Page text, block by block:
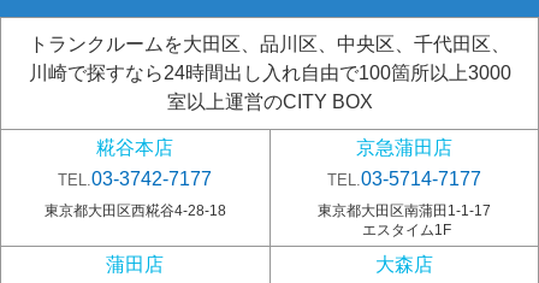
トランクルームを大田区、品川区、中央区、千代田区、
川崎で探すなら24時間出し入れ自由で100箇所以上3000
室以上運営のCITY BOX
糀谷本店
TEL.03-3742-7177
東京都大田区西糀谷4-28-18
京急蒲田店
TEL. 03-5714-7177
東京都大田区南蒲田1-1-17
エスタイム1F
蒲田店 大森店